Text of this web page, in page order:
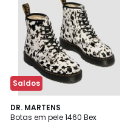
Saldos
DR. MARTENS
Botas em pele 1460 Bex